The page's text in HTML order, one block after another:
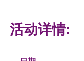
活动详情: